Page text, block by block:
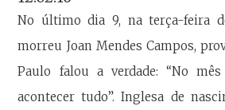
No último dia 9, na terça-feira
morreu Joan Mendes Campos,
Paulo falou a verdade: “No
acontecer tudo”. Inglesa de